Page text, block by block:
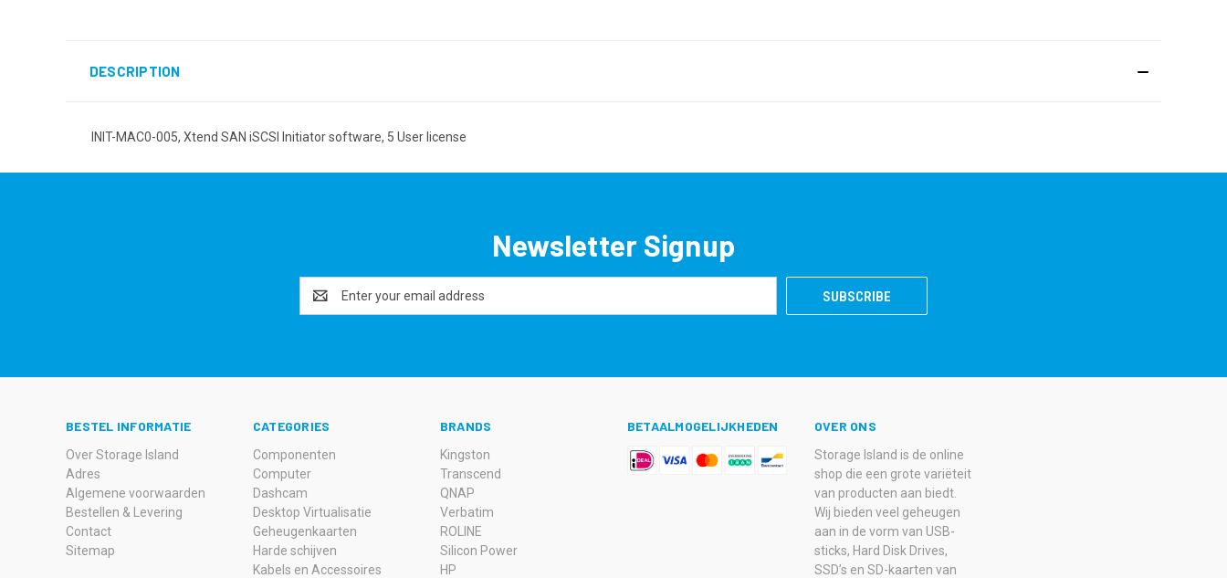
DESCRIPTION
INIT-MAC0-005, Xtend SAN iSCSI Initiator software, 5 User license
Newsletter Signup
Address
BESTEL INFORMATIE
Over Storage Island
Adres
Algemene voorwaarden
Bestellen & Levering
Contact
Sitemap
CATEGORIES
Componenten
Computer
Dashcam
Desktop Virtualisatie
Geheugenkaarten
Harde schijven
Kabels en Accessoires
BRANDS
Kingston
Transcend
QNAP
Verbatim
ROLINE
Silicon Power
HP
BETAALMOGELIJKHEDEN OVER ONS
Storage Island is de online
shop die een grote variëteit
van producten aan biedt.
Wij bieden veel geheugen
aan in de vorm van USB-
sticks, Hard Disk Drives,
SSD’s en SD-kaarten van